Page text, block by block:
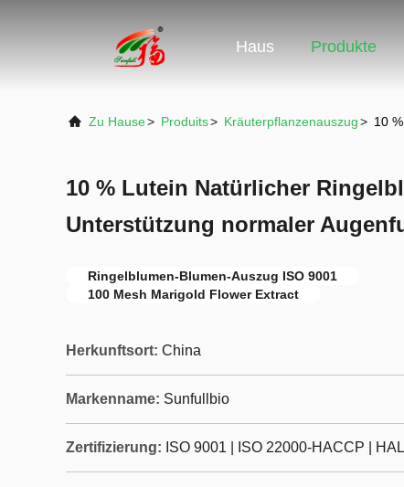
Haus Produkte
Zu Hause> Produits> Kräuterpflanzenauszug> 10
10 % Lutein Natürlicher
Unterstützung normaler
Ringelblumen-Blumen-Auszug ISO 9001
100 Mesh Marigold Flower Extract
Herkunftsort: China
Markenname: Sunfullbio
Zertifizierung: ISO 9001 | ISO 22000-HACCP |